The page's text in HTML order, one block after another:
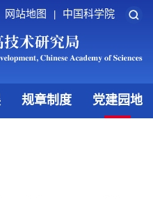
网站地图 中国科学院
规章制度 党建园地